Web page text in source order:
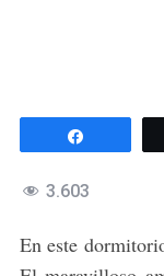
3.603
En este